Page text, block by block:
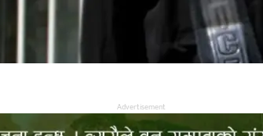
Advertisement